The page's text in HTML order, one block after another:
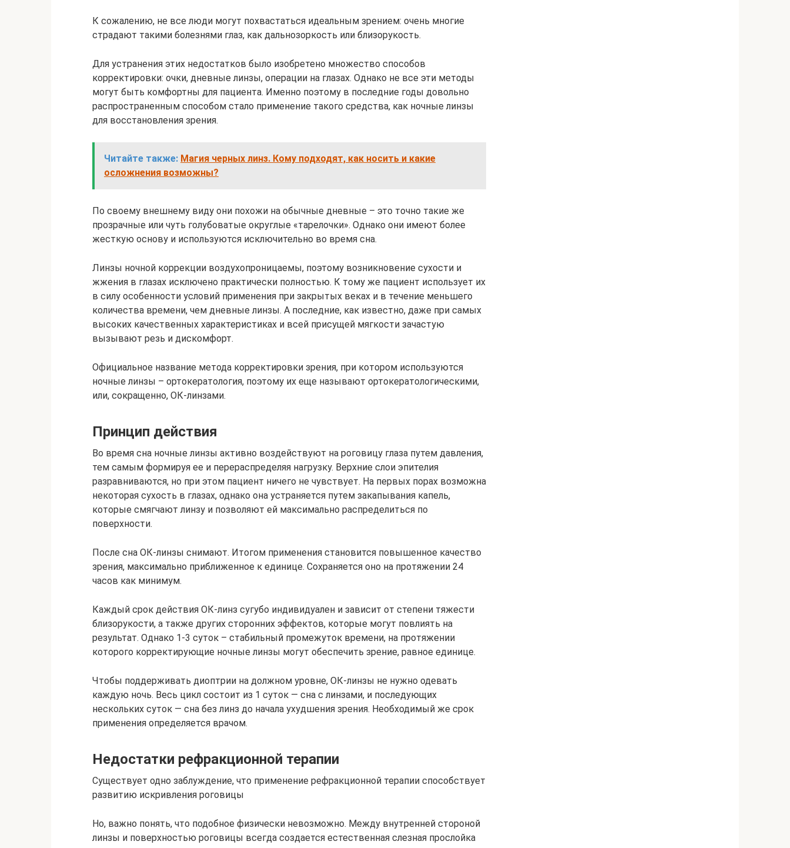
К сожалению, не все люди могут похвастаться идеальным зрением: очень многие
страдают такими болезнями глаз, как дальнозоркость или близорукость.
Для устранения этих недостатков было изобретено множество способов
корректировки: очки, дневные линзы, операции на глазах. Однако не все эти методы
могут быть комфортны для пациента. Именно поэтому в последние годы довольно
распространенным способом стало применение такого средства, как ночные линзы
для восстановления зрения.
Читайте также: Магия черных линз. Кому подходят, как носить и какие
осложнения возможны?
По своему внешнему виду они похожи на обычные дневные – это точно такие же
прозрачные или чуть голубоватые округлые «тарелочки». Однако они имеют более
жесткую основу и используются исключительно во время сна.
Линзы ночной коррекции воздухопроницаемы, поэтому возникновение сухости и
жжения в глазах исключено практически полностью. К тому же пациент использует их
в силу особенности условий применения при закрытых веках и в течение меньшего
количества времени, чем дневные линзы. А последние, как известно, даже при самых
высоких качественных характеристиках и всей присущей мягкости зачастую
вызывают резь и дискомфорт.
Официальное название метода корректировки зрения, при котором используются
ночные линзы – ортокератология, поэтому их еще называют ортокератологическими,
или, сокращенно, ОК-линзами.
Принцип действия
Во время сна ночные линзы активно воздействуют на роговицу глаза путем давления,
тем самым формируя ее и перераспределяя нагрузку. Верхние слои эпителия
разравниваются, но при этом пациент ничего не чувствует. На первых порах возможна
некоторая сухость в глазах, однако она устраняется путем закапывания капель,
которые смягчают линзу и позволяют ей максимально распределиться по
поверхности.
После сна ОК-линзы снимают. Итогом применения становится повышенное качество
зрения, максимально приближенное к единице. Сохраняется оно на протяжении 24
часов как минимум.
Каждый срок действия ОК-линз сугубо индивидуален и зависит от степени тяжести
близорукости, а также других сторонних эффектов, которые могут повлиять на
результат. Однако 1-3 суток – стабильный промежуток времени, на протяжении
которого корректирующие ночные линзы могут обеспечить зрение, равное единице.
Чтобы поддерживать диоптрии на должном уровне, ОК-линзы не нужно одевать
каждую ночь. Весь цикл состоит из 1 суток — сна с линзами, и последующих
нескольких суток — сна без линз до начала ухудшения зрения. Необходимый же срок
применения определяется врачом.
Недостатки рефракционной терапии
Существует одно заблуждение, что применение рефракционной терапии способствует
развитию искривления роговицы
Но, важно понять, что подобное физически невозможно. Между внутренней стороной
линзы и поверхностью роговицы всегда создается естественная слезная прослойка